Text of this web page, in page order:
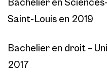
Bachelier en
Saint-Louis en 2019
Bachelier en droit –
2017